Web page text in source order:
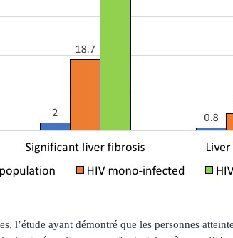
l’étude ayant démontré que les personnes